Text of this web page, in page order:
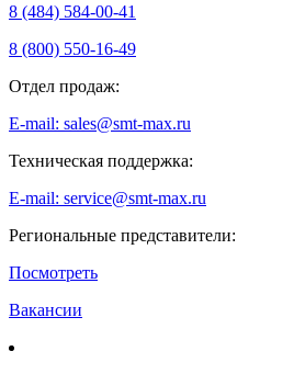
8 (484) 584-00-41
8 (800) 550-16-49
Отдел продаж:
E-mail: sales@smt-max.ru
Техническая поддержка:
E-mail: service@smt-max.ru
Региональные представители:
Посмотреть
Вакансии